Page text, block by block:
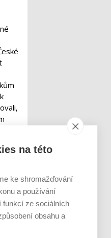
na této
ke shromažďování
a používání
funkcí ze sociálních
obsahu a